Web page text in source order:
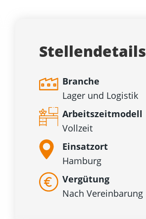
Stellendetails
Branche
Lager und Logistik
Arbeitszeitmodell
Vollzeit
Einsatzort
Hamburg
Vergütung
Nach Vereinbarung